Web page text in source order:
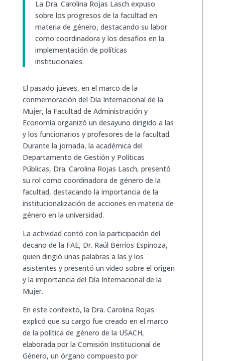
La Dra. Carolina Rojas Lasch expuso
sobre los progresos de la facultad en
materia de género, destacando su labor
como coordinadora y los desafíos en la
implementación de políticas
institucionales.
El pasado jueves, en el marco de la
conmemoración del Día Internacional de la
Mujer, la Facultad de Administración y
Economía organizó un desayuno dirigido a las
y los funcionarios y profesores de la facultad.
Durante la jornada, la académica del
Departamento de Gestión y Políticas
Públicas, Dra. Carolina Rojas Lasch, presentó
su rol como coordinadora de género de la
facultad, destacando la importancia de la
institucionalización de acciones en materia de
género en la universidad.
La actividad contó con la participación del
decano de la FAE, Dr. Raúl Berríos Espinoza,
quien dirigió unas palabras a las y los
asistentes y presentó un video sobre el origen
y la importancia del Día Internacional de la
Mujer.
En este contexto, la Dra. Carolina Rojas
explicó que su cargo fue creado en el marco
de la política de género de la USACH,
elaborada por la Comisión Institucional de
Género, un órgano compuesto por